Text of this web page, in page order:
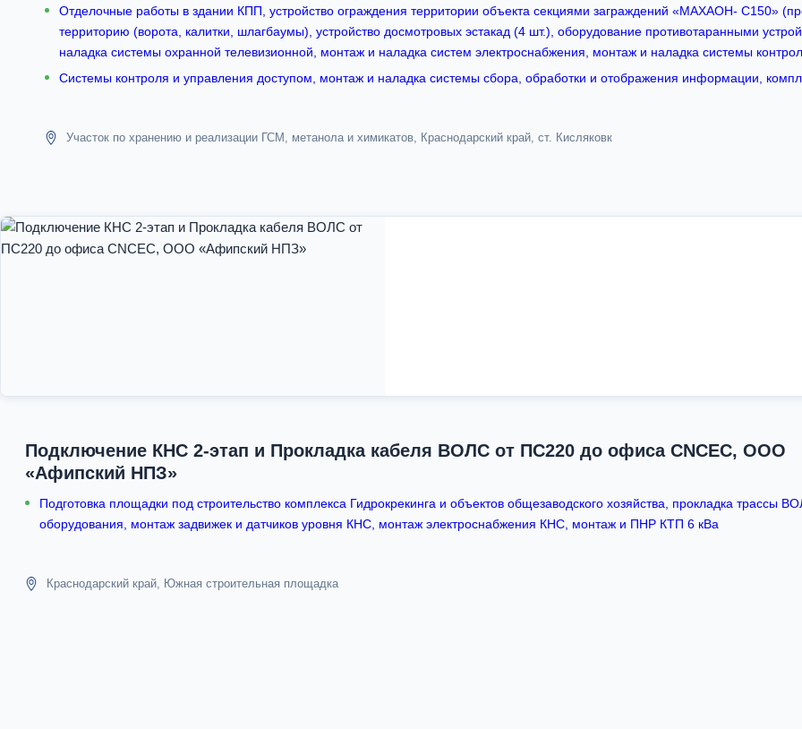
Отделочные работы в здании КПП, устройство ограждения территории объекта секциями заграждений «МАХАОН- С150»
территорию (ворота, калитки, шлагбаумы), устройство досмотровых эстакад (4 шт.), оборудование противотаранными
наладка системы охранной телевизионной, монтаж и наладка систем электроснабжения, монтаж и наладка системы
Системы контроля и управления доступом, монтаж и наладка системы сбора, обработки и отображения информации,
Участок по хранению и реализации ГСМ, метанола и химикатов, Краснодарский край, ст. Кисляковк
Подключение КНС 2-этап и Прокладка кабеля ВОЛС от ПС220 до офиса CNCEC, ООО
«Афипский НПЗ»
Подготовка площадки под строительство комплекса Гидрокрекинга и объектов общезаводского хозяйства, прокладка
оборудования, монтаж задвижек и датчиков уровня КНС, монтаж электроснабжения КНС, монтаж и ПНР КТП 6 кВа
Краснодарский край, Южная строительная площадка